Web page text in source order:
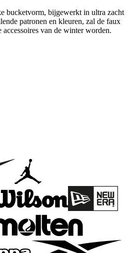
bucketvorm, bijgewerkt in ultra zacht
patronen en kleuren, zal de faux
van de winter worden.